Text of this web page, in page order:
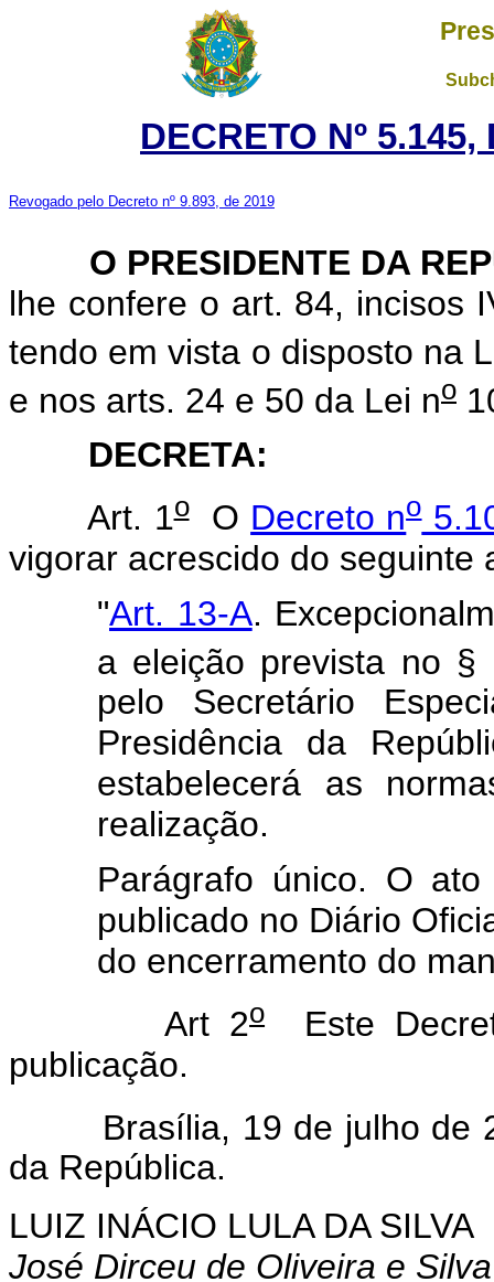
DECRETO Nº
Revogado pelo Decreto nº 9.893, de 2019
O PRESIDENTE DA
lhe confere o art. 84, incisos
tendo em vista o disposto na
e nos arts. 24 e 50 da Lei no
DECRETA:
Art. 1oO Decreto no
vigorar acrescido do seguinte
"Art. 13-A.
a eleição prevista no §
pelo Secretário
Presidência da
estabelecerá as
realização.
Parágrafo único. O
publicado no Diário
do encerramento do
Art 2o
Este
publicação.
Brasília, 19 de julho de
da República.
LUIZ INÁCIO LULA DA SILVA
José Dirceu de Oliveira e Silva